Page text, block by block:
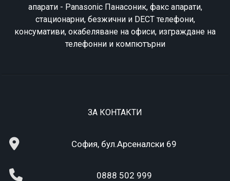
апарати - Panasonic Панасоник, факс апарати,
стационарни, безжични и DECT телефони,
консумативи, окабеляване на офиси, изграждане на
телефонни и компютърни
ЗА КОНТАКТИ
София, бул.Арсеналски 69
0888 502 999